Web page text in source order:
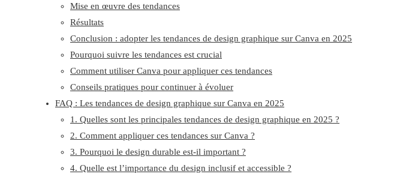
Mise en œuvre des tendances
Résultats
Conclusion : adopter les tendances de design graphique sur Canva en 2025
Pourquoi suivre les tendances est crucial
Comment utiliser Canva pour appliquer ces tendances
Conseils pratiques pour continuer à évoluer
FAQ : Les tendances de design graphique sur Canva en 2025
1. Quelles sont les principales tendances de design graphique en 2025 ?
2. Comment appliquer ces tendances sur Canva ?
3. Pourquoi le design durable est-il important ?
4. Quelle est l’importance du design inclusif et accessible ?